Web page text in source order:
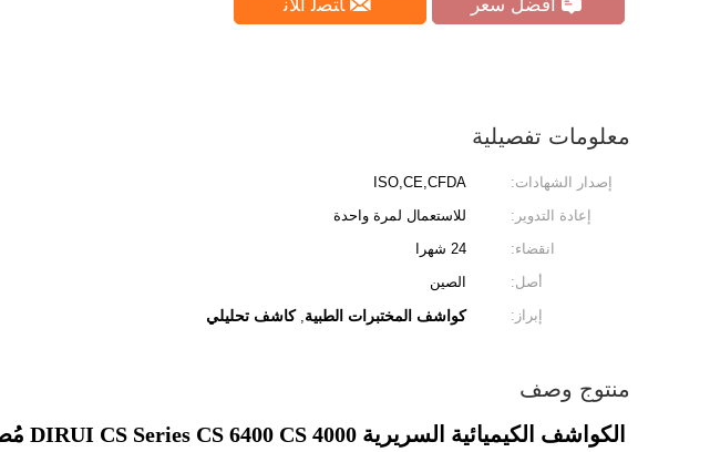
افضل سعر ﺎﺘﺼﻟ ﺍﻶﻧ
معلومات تفصيلية
إصدار الشهادات: ISO,CE,CFDA
إعادة التدوير:
للاستعمال لمرة واحدة
انقضاء:
24 شهرا
أصل:
الصين
إبراز:
كواشف المختبرات الطبية,كاشف تحليلي
منتوج وصف
الكواشف الكيميائية السريرية DIRUI CS Series CS 6400 CS 4000 مُصنع منظف محللات الكيمياء الحيوية